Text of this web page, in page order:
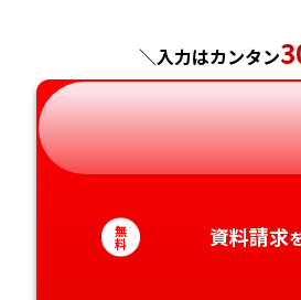
神奈川県
岐阜県
静岡県
愛知県
奈良県
和歌山県
山口県
徳島県
香川県
長崎県
熊本県
大分県
宮崎県
＼入力はカンタン
無
料 資料請求